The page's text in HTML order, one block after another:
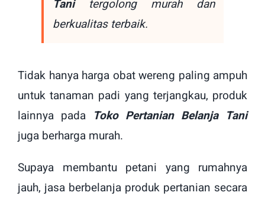
Tanitergolong murah dan
berkualitas terbaik.
Tidak hanya harga obat wereng paling ampuh
untuk tanaman padi yang terjangkau, produk
lainnya pada Toko Pertanian Belanja Tani
juga berharga murah.
Supaya membantu petani yang rumahnya
jauh, jasa berbelanja produk pertanian secara